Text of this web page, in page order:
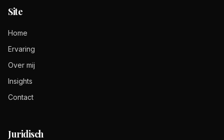
Site
Home
Ervaring
Over mij
Insights
Contact
Juridisch